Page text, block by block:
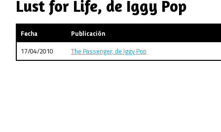
Lust for Life, de Iggy Pop
Fecha
Publicación
17/04/2010
The Passenger, de Iggy Pop